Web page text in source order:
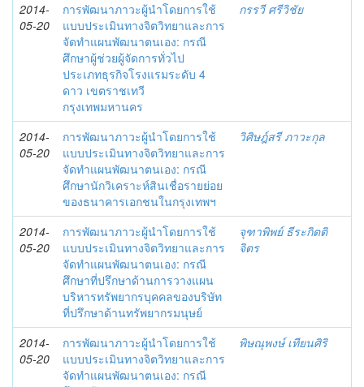
2014-
05-20
การพัฒนาภาวะผู้นำโดยการใช้
แบบประเมินทางจิตวิทยาและการ
จัดทำแผนพัฒนาตนเอง: กรณี
ศึกษาผู้ช่วยผู้จัดการทั่วไป
ประเภทธุรกิจโรงแรมระดับ 4
ดาว เขตราชเทวี
กรุงเทพมหานคร
กรรวี ศรีวิชัย
2014-
05-20
การพัฒนาภาวะผู้นำโดยการใช้
แบบประเมินทางจิตวิทยาและการ
จัดทำแผนพัฒนาตนเอง: กรณี
ศึกษานักวิเคราะห์สินเชื่อรายย่อย
ของธนาคารเอกชนในกรุงเทพฯ
วิศิษฎ์สรี ภาวะกุล
2014-
05-20
การพัฒนาภาวะผู้นำโดยการใช้
แบบประเมินทางจิตวิทยาและการ
จัดทำแผนพัฒนาตนเอง: กรณี
ศึกษาที่ปรึกษาด้านการวางแผน
บริหารทรัพยากรบุคคลของบริษัท
ที่ปรึกษาด้านทรัพยากรมนุษย์
จุฑาพิพย์ ธีระกิตติ
จิตร
2014-
05-20
การพัฒนาภาวะผู้นำโดยการใช้
แบบประเมินทางจิตวิทยาและการ
จัดทำแผนพัฒนาตนเอง: กรณี
พิษณุพงษ์ เทียนศิริ